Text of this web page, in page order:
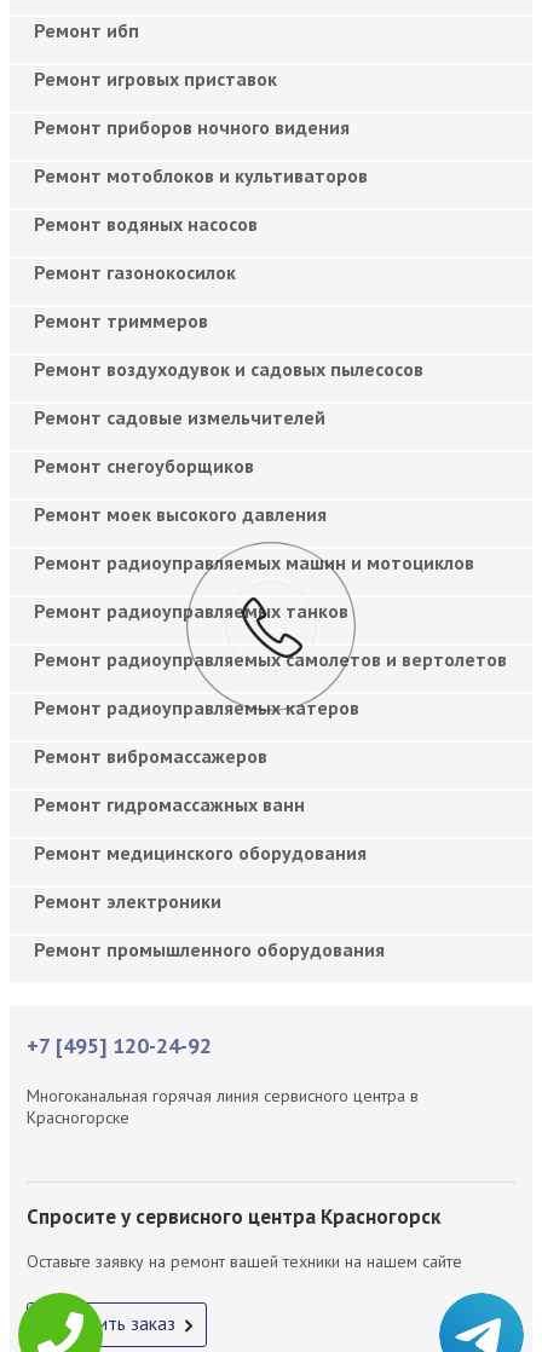
Ремонт ибп
Ремонт игровых приставок
Ремонт приборов ночного видения
Ремонт мотоблоков и культиваторов
Ремонт водяных насосов
Ремонт газонокосилок
Ремонт триммеров
Ремонт воздуходувок и садовых пылесосов
Ремонт садовые измельчителей
Ремонт снегоуборщиков
Ремонт моек высокого давления
Ремонт радиоуправляемых машин и мотоциклов
Ремонт радиоуправляемых танков
Ремонт радиоуправляемых самолетов и вертолетов
Ремонт радиоуправляемых катеров
Ремонт вибромассажеров
Ремонт гидромассажных ванн
Ремонт медицинского оборудования
Ремонт электроники
Ремонт промышленного оборудования
+7 [495] 120-24-92
Многоканальная горячая линия сервисного центра в
Красногорске
Спросите у сервисного центра Красногорск
Оставьте заявку на ремонт вашей техники на нашем сайте
Оформить заказ